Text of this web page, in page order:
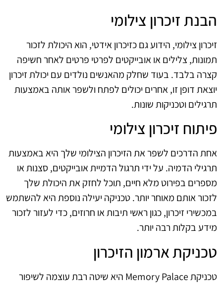
הבנת זיכרון צילומי
זיכרון צילומי, הידוע גם כזיכרון אידטי, הוא היכולת לזכור
תמונות, צלילים או אובייקטים לפרטי פרטים לאחר חשיפה
קצרה בלבד. בעוד שחלק מהאנשים נולדים עם יכולת זיכרון
יוצאת דופן זו, אחרים יכולים לפתח ולשפר אותה באמצעות
תרגילים וטכניקות שונות.
פיתוח זיכרון צילומי
אחת הדרכים לשפר את הזיכרון הצילומי שלך היא באמצעות
תרגילי הדמיה. על ידי תרגול הדמיית אובייקטים, סצנות או
מספרים בפירוט מלא חיים, תוכל לחזק את היכולת שלך
לזכור אותם מאוחר יותר. טכניקה יעילה נוספת היא להשתמש
במכשירי זיכרון, כגון ראשי תיבות או חרוזים, כדי לעזור לזכור
מידע בקלות רבה יותר.
טכניקת ארמון הזיכרון
טכניקת Memory Palace היא שיטה רבת עוצמה לשיפור